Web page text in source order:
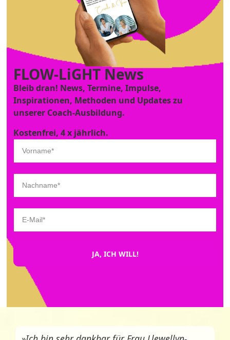
FLOW-LiGHT News
Bleib dran! News, Termine, Impulse,
Inspirationen, Methoden und Updates zu
unserer Coach-Ausbildung.
Kostenfrei, 4 x jährlich.
JA, ICH WILL!